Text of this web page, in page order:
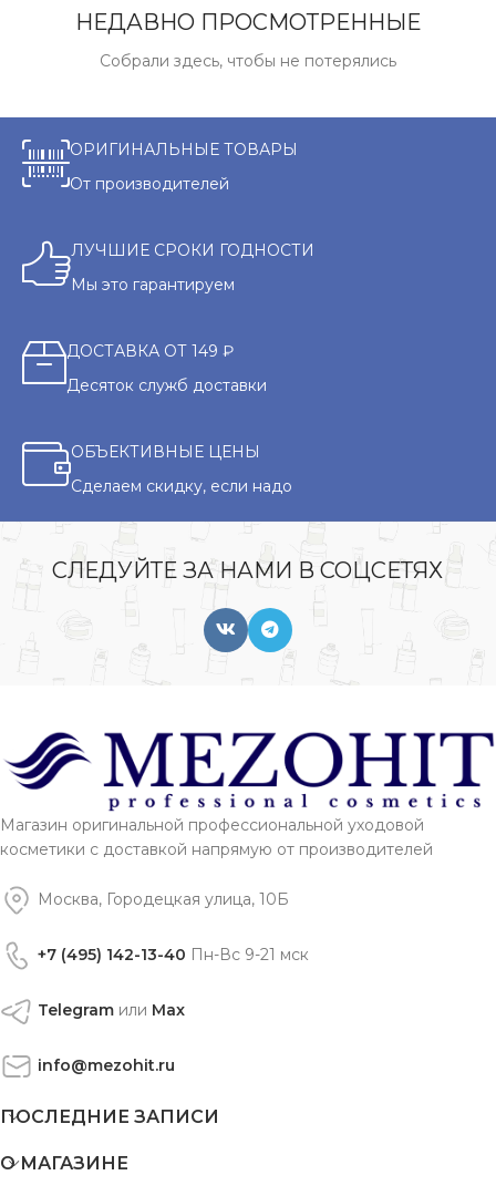
НЕДАВНО ПРОСМОТРЕННЫЕ
Собрали здесь, чтобы не потерялись
ОРИГИНАЛЬНЫЕ ТОВАРЫ
От производителей
ЛУЧШИЕ СРОКИ ГОДНОСТИ
Мы это гарантируем
ДОСТАВКА ОТ 149 ₽
Десяток служб доставки
ОБЪЕКТИВНЫЕ ЦЕНЫ
Сделаем скидку, если надо
СЛЕДУЙТЕ ЗА НАМИ В СОЦСЕТЯХ
Магазин оригинальной профессиональной уходовой
косметики с доставкой напрямую от производителей
Москва, Городецкая улица, 10Б
+7 (495) 142-13-40 Пн-Вс 9-21 мск
Telegram или Max
info@mezohit.ru
ПОСЛЕДНИЕ ЗАПИСИ
О МАГАЗИНЕ